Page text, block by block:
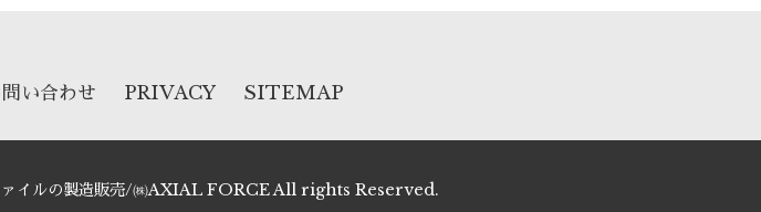
い合わせ PRIVACY SITEMAP
イルの製造販売/㈱AXIAL FORCE All rights Reserved.